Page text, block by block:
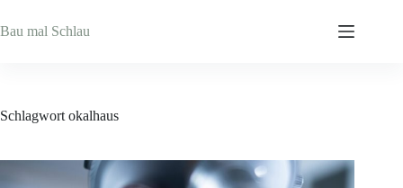
Inhalt
springen
Bau mal Schlau
Schlagwort okalhaus